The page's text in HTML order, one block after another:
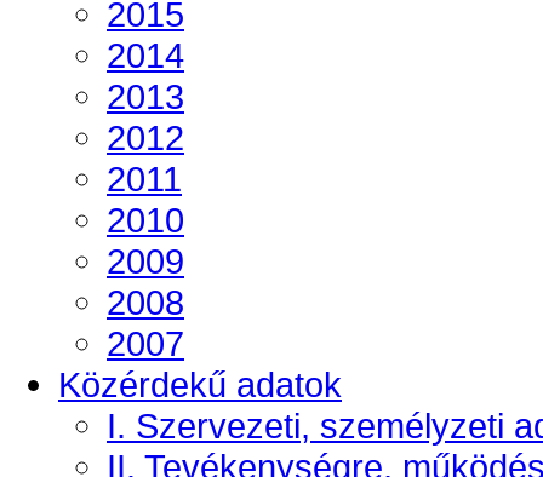
2015
2014
2013
2012
2011
2010
2009
2008
2007
Közérdekű adatok
I. Szervezeti, személyzeti
II. Tevékenységre,